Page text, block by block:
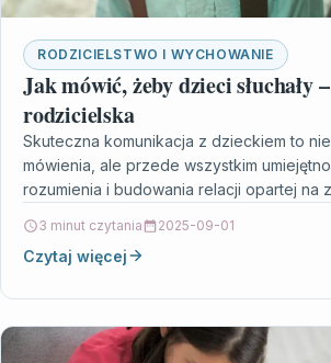
RODZICIELSTWO I WYCHOWANIE
Jak mówić, żeby dzieci słuchały
rodzicielska
Skuteczna komunikacja z dzieckiem to
mówienia, ale przede wszystkim
rozumienia i budowania relacji opartej na
3 minut czytania 2025-09-01
Czytaj więcej